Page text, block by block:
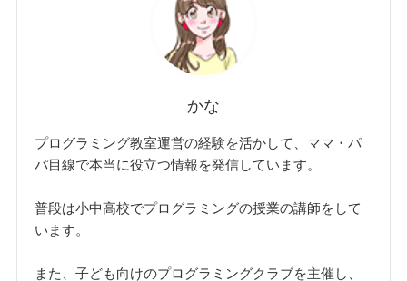
かな
プログラミング教室運営の経験を活かして、ママ・パ
パ目線で本当に役立つ情報を発信しています。
普段は小中高校でプログラミングの授業の講師をして
います。
また、子ども向けのプログラミングクラブを主催し、